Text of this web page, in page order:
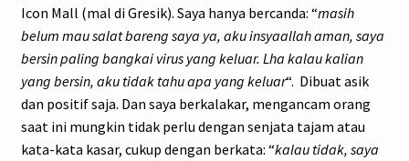
Icon Mall (mal di Gresik). Saya hanya bercanda: “masih
belum mau salat bareng saya ya, aku insyaallah aman, saya
bersin paling bangkai virus yang keluar. Lha kalau kalian
yang bersin, aku tidak tahu apa yang keluar“. Dibuat asik
dan positif saja. Dan saya berkalakar, mengancam orang
saat ini mungkin tidak perlu dengan senjata tajam atau
kata-kata kasar, cukup dengan berkata: “kalau tidak, saya